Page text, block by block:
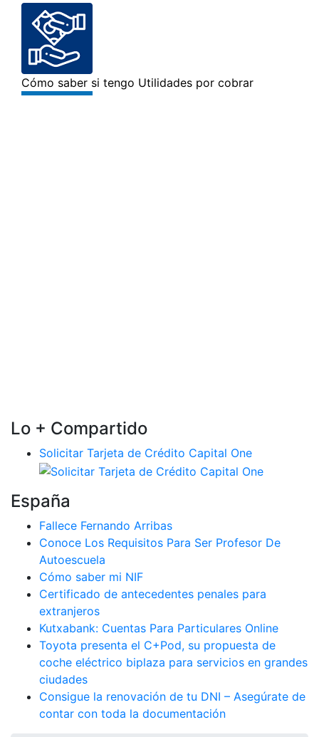
Lo + Compartido
Solicitar Tarjeta de Crédito Capital One
España
Fallece Fernando Arribas
Conoce Los Requisitos Para Ser Profesor De
Autoescuela
Cómo saber mi NIF
Certificado de antecedentes penales para
extranjeros
Kutxabank: Cuentas Para Particulares Online
Toyota presenta el C+Pod, su propuesta de
coche eléctrico biplaza para servicios en grandes
ciudades
Consigue la renovación de tu DNI – Asegúrate de
contar con toda la documentación